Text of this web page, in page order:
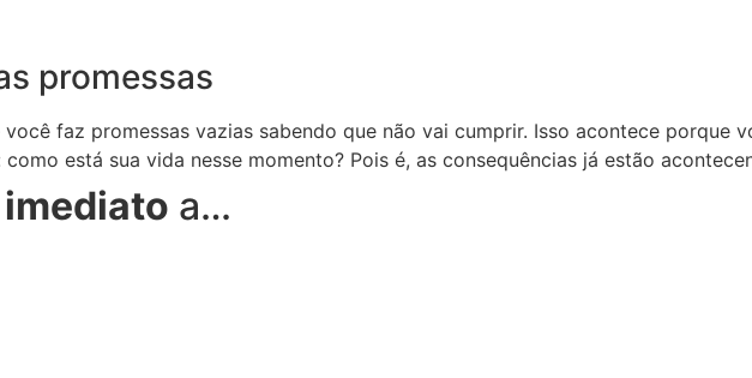
promessas
faz promessas vazias sabendo que não vai cumprir. Isso acontece porque
como está sua vida nesse momento? Pois é, as consequências já estão
a…